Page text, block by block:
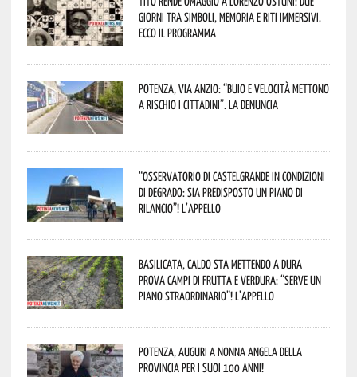
giorni tra simboli, memoria e riti immersivi.
Ecco il programma
Potenza, Via Anzio: “Buio e velocità mettono
a rischio i cittadini”. La denuncia
“Osservatorio di Castelgrande in condizioni
di degrado: sia predisposto un piano di
rilancio”! L’appello
Basilicata, caldo sta mettendo a dura
prova campi di frutta e verdura: “Serve un
piano straordinario”! L’appello
Potenza, auguri a nonna Angela della
provincia per i suoi 100 anni!